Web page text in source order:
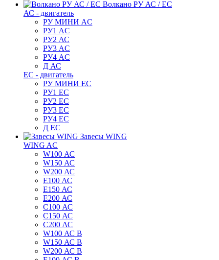
Волкано РУ АС / ЕС
АС - двигатель
РУ МИНИ AC
РУ1 AC
РУ2 АС
РУ3 AC
РУ4 AC
Д АС
ЕС - двигатель
РУ МИНИ EC
РУ1 EC
РУ2 EC
РУ3 EC
РУ4 EC
Д ЕС
Завесы WING
WING AC
W100 АС
W150 АС
W200 АС
E100 АС
E150 АС
E200 АС
C100 АС
C150 АС
C200 АС
W100 АС B
W150 АС B
W200 АС B